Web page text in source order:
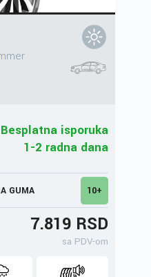
Besplatna isporuka
1-2 radna dana
GUMA 10+
7.819 RSD
sa PDV-om